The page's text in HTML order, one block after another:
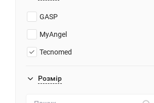
GASP
MyAngel
Tecnomed
Розмiр